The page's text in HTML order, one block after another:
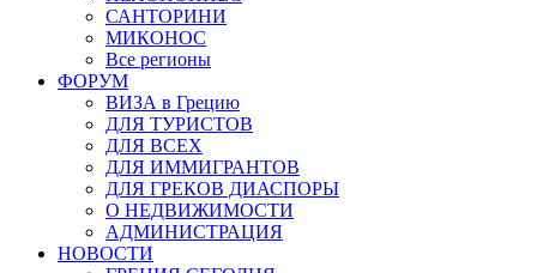
САНТОРИНИ
МИКОНОС
Все регионы
ФОРУМ
ВИЗА в Грецию
ДЛЯ ТУРИСТОВ
ДЛЯ ВСЕХ
ДЛЯ ИММИГРАНТОВ
ДЛЯ ГРЕКОВ ДИАСПОРЫ
О НЕДВИЖИМОСТИ
АДМИНИСТРАЦИЯ
НОВОСТИ